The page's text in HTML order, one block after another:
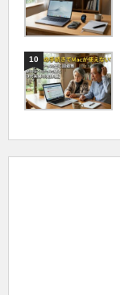
10